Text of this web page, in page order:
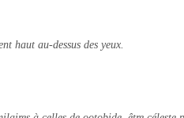
haut au-dessus des yeux.